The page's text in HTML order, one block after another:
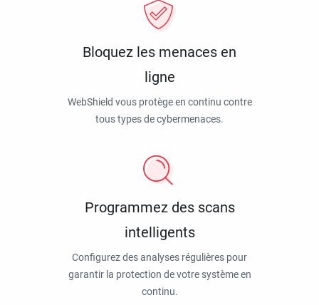
Bloquez les menaces en
ligne
WebShield vous protège en continu contre
tous types de cybermenaces.
Programmez des scans
intelligents
Configurez des analyses régulières pour
garantir la protection de votre système en
continu.